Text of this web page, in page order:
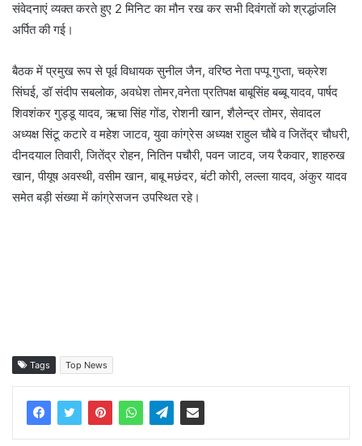
संवेदनाएं व्यक्त करते हुए 2 मिनिट का मौन रख कर सभी दिवंगतों को श्रद्धांजलि
अर्पित की गई।
बैठक में प्रमुख रूप से पूर्व विधायक सुनील जैन, वरिष्ठ नेता पप्पू गुप्ता, चक्रेश
सिंघई, डॉ संदीप सबलोक, अवधेश तोमर,वनेता प्रतिपक्ष बाबूसिंह बब्बू यादव, पार्षद
शिवशंकर गुड्डू यादव, ऋचा सिंह गोंड, रोशनी खान, शैलेन्द्र तोमर, सेवादल
अध्यक्ष सिंटू कटारे व महेश जाटव, युवा कांग्रेस अध्यक्ष राहुल चौबे व जितेंद्र चौधरी,
दीनदयाल तिवारी, जितेंद्र रोहन, नितिन पचौरी, पवन जाटव, जय रैकवार, शाहरुख
खान, पीयूष अवस्थी, वसीम खान, बाबू मछंदर, बंटी कोरी, लल्ला यादव, अंकुर यादव
समेत बड़ी संख्या में कांग्रेसजन उपस्थित रहे।
Tags Top News